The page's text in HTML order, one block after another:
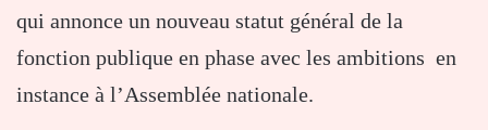
qui annonce un nouveau statut général de la
fonction publique en phase avec les ambitions en
instance à l’Assemblée nationale.